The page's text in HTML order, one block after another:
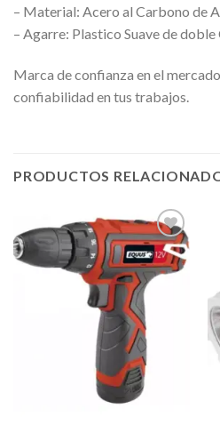
– Material: Acero al Carbono de
– Agarre: Plastico Suave de
Marca de confianza en el
confiabilidad en tus trabajos.
PRODUCTOS
Añadir